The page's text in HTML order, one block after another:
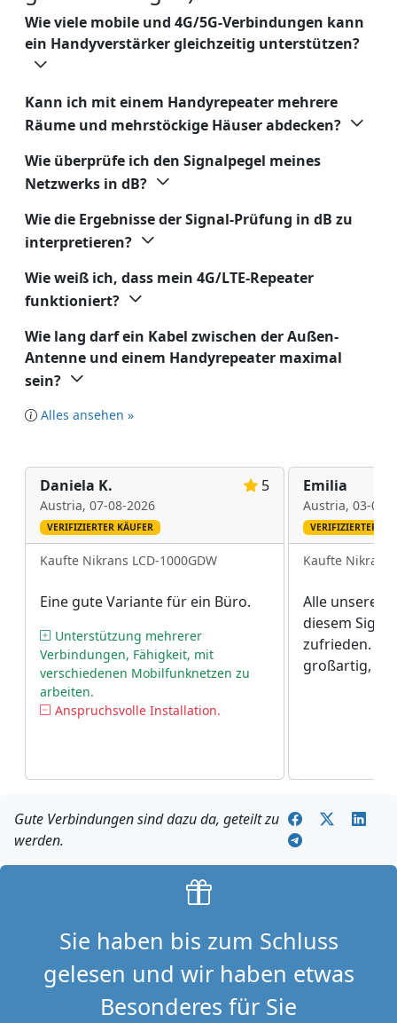
Wie viele mobile und 4G/5G-Verbindungen kann
ein Handyverstärker gleichzeitig unterstützen?
Kann ich mit einem Handyrepeater mehrere
Räume und mehrstöckige Häuser abdecken?
Wie überprüfe ich den Signalpegel meines
Netzwerks in dB?
Wie die Ergebnisse der Signal-Prüfung in dB zu
interpretieren?
Wie weiß ich, dass mein 4G/LTE-Repeater
funktioniert?
Wie lang darf ein Kabel zwischen der Außen-
Antenne und einem Handyrepeater maximal
sein?
Alles ansehen »
Daniela K. 5
Austria, 07-08-2026
VERIFIZIERTER KÄUFER
Kaufte Nikrans LCD-1000GDW
Eine gute Variante für ein Büro.
Unterstützung mehrerer
Verbindungen, Fähigkeit, mit
verschiedenen Mobilfunknetzen zu
arbeiten.
Anspruchsvolle Installation.
Emilia
Austria, 03-08-
VERIFIZIERTER
Kaufte Nikrans
Alle unsere
diesem
zufrieden. Es
großartig,
Gute Verbindungen sind dazu da, geteilt zu
werden.
Sie haben bis zum Schluss
gelesen und wir haben etwas
Besonderes für Sie